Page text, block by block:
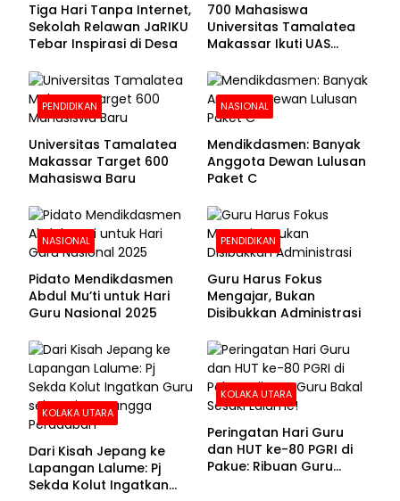
Tiga Hari Tanpa Internet,
Sekolah Relawan JaRIKU
Tebar Inspirasi di Desa
700 Mahasiswa
Universitas Tamalatea
Makassar Ikuti UAS
PENDIDIKAN
Universitas Tamalatea
Makassar Target 600
Mahasiswa Baru
NASIONAL
Mendikdasmen: Banyak
Anggota Dewan Lulusan
Paket C
NASIONAL
Pidato Mendikdasmen
Abdul Mu’ti untuk Hari
Guru Nasional 2025
PENDIDIKAN
Guru Harus Fokus
Mengajar, Bukan
Disibukkan Administrasi
KOLAKA UTARA
Dari Kisah Jepang ke
Lapangan Lalume: Pj
Sekda Kolut Ingatkan
KOLAKA UTARA
Peringatan Hari Guru
dan HUT ke-80 PGRI di
Pakue: Ribuan Guru